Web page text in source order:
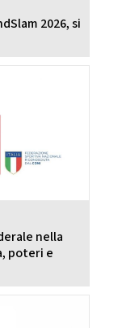
2026, si
nella
poteri e